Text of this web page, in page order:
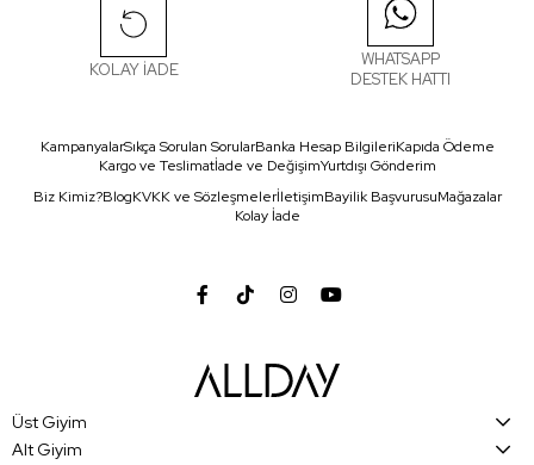
KOLAY İADE
WHATSAPP
DESTEK HATTI
KampanyalarSıkça Sorulan SorularBanka Hesap BilgileriKapıda Ödeme
Kargo ve Teslimatİade ve DeğişimYurtdışı Gönderim
Biz Kimiz?BlogKVKK ve SözleşmelerİletişimBayilik BaşvurusuMağazalar
Kolay İade
Üst Giyim
Alt Giyim